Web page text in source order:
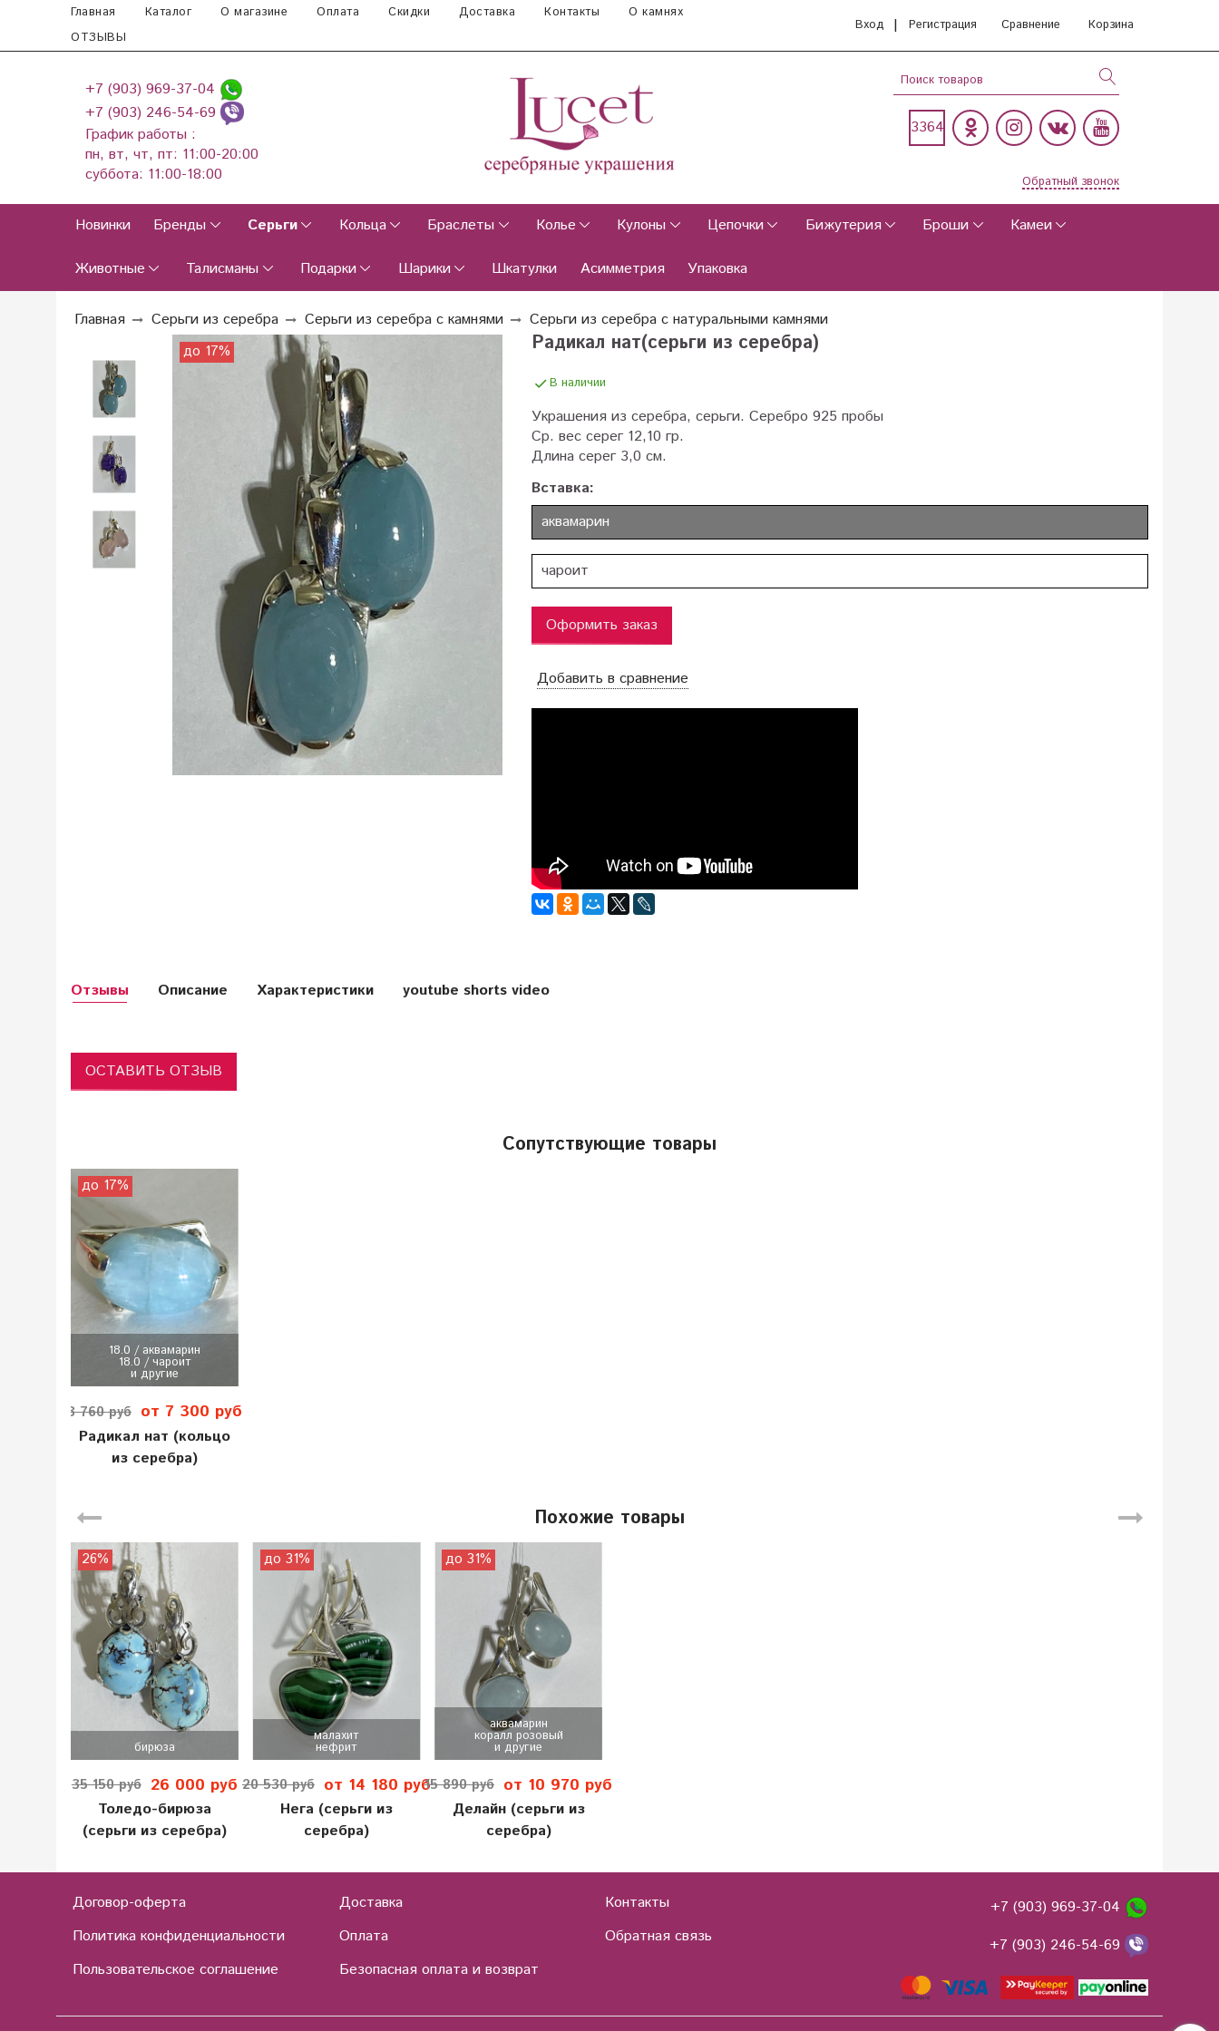
Главная Каталог О магазине Оплата Скидки Доставка Контакты
О камнях
ОТЗЫВЫ
Вход | Регистрация Сравнение Корзина
+7 (903) 969-37-04
+7 (903) 246-54-69
График работы :
пн, вт, чт, пт: 11:00-20:00
суббота: 11:00-18:00
3364
Обратный звонок
Новинки Бренды Серьги Кольца Браслеты Колье Кулоны Цепочки Бижутерия Броши Камеи
Животные Талисманы Подарки Шарики Шкатулки Асимметрия Упаковка
Главная Серьги из серебра Серьги из серебра с камнями Серьги из серебра с натуральными камнями
до 17% Радикал нат(серьги из серебра)
В наличии
Украшения из серебра, серьги. Серебро 925 пробы
Ср. вес серег 12,10 гр.
Длина серег 3,0 см.
Вставка:
аквамарин
чароит
Оформить заказ
Добавить в сравнение
Отзывы
ОСТАВИТЬ ОТЗЫВ
Описание Характеристики youtube shorts video
Сопутствующие товары
18.0 / аквамарин
18.0 / чароит
и другие
до 17%
8 760 руб от 7 300 руб
Радикал нат (кольцо
из серебра)
Похожие товары
бирюза
26%
35 150 руб 26 000 руб
Толедо-бирюза
(серьги из серебра)
малахит
нефрит
до 31%
20 530 руб от 14 180 руб
Нега (серьги из
серебра)
аквамарин
коралл розовый
и другие
до 31%
15 890 руб от 10 970 руб
Делайн (серьги из
серебра)
Договор-оферта Доставка
Контакты
Политика конфиденциальности
Оплата
Обратная связь
Пользовательское соглашение
Безопасная оплата и возврат
+7 (903) 969-37-04
+7 (903) 246-54-69